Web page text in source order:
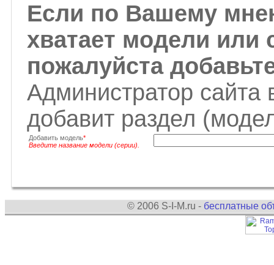
Если по Вашему
хватает модели или
пожалуйста
Администратор сайта
добавит раздел
Добавить модель*
Введите название модели (серии).
© 2006 S-I-M.ru - бесплатные